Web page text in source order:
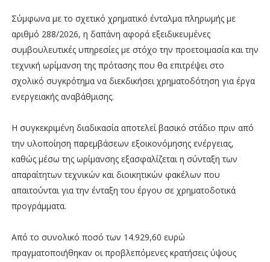
Σύμφωνα με το σχετικό χρηματικό ένταλμα πληρωμής με
αριθμό 288/2026, η δαπάνη αφορά εξειδικευμένες
συμβουλευτικές υπηρεσίες με στόχο την προετοιμασία και την
τεχνική ωρίμανση της πρότασης που θα επιτρέψει στο
σχολικό συγκρότημα να διεκδικήσει χρηματοδότηση για έργα
ενεργειακής αναβάθμισης.
Η συγκεκριμένη διαδικασία αποτελεί βασικό στάδιο πριν από
την υλοποίηση παρεμβάσεων εξοικονόμησης ενέργειας,
καθώς μέσω της ωρίμανσης εξασφαλίζεται η σύνταξη των
απαραίτητων τεχνικών και διοικητικών φακέλων που
απαιτούνται για την ένταξη του έργου σε χρηματοδοτικά
προγράμματα.
Από το συνολικό ποσό των 14.929,60 ευρώ
πραγματοποιήθηκαν οι προβλεπόμενες κρατήσεις ύψους